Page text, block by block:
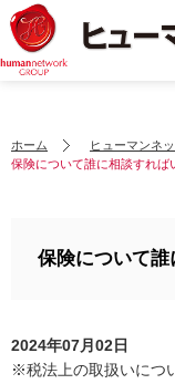
ホーム
ヒューマンネ
保険について誰に相談すれば
保険について誰
2024年07月02日
※税法上の取扱いにつ